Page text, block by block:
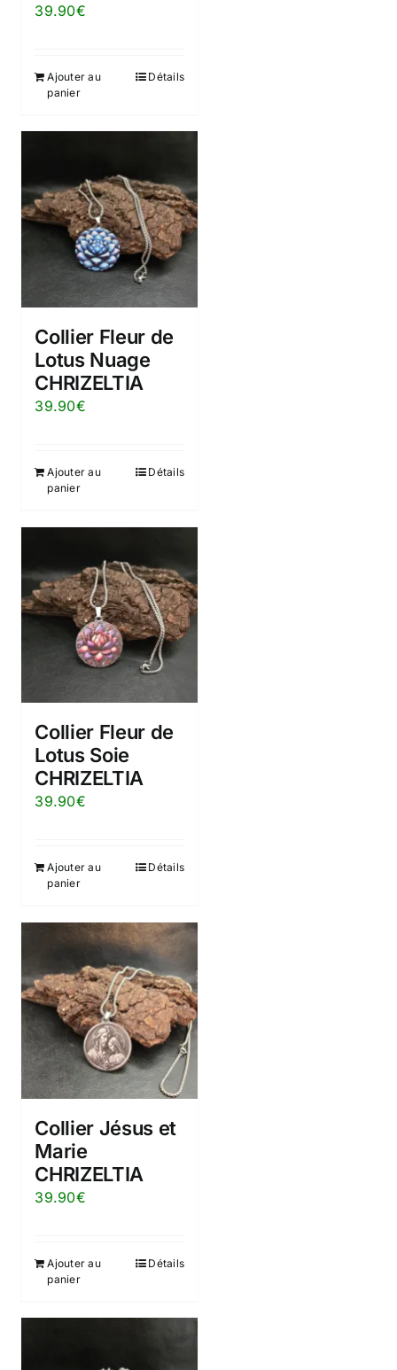
39.90€
Ajouter au
panier
Détails
Collier Fleur de
Lotus Nuage
CHRIZELTIA
39.90€
Ajouter au
panier
Détails
Collier Fleur de
Lotus Soie
CHRIZELTIA
39.90€
Ajouter au
panier
Détails
Collier Jésus et
Marie
CHRIZELTIA
39.90€
Ajouter au
panier
Détails